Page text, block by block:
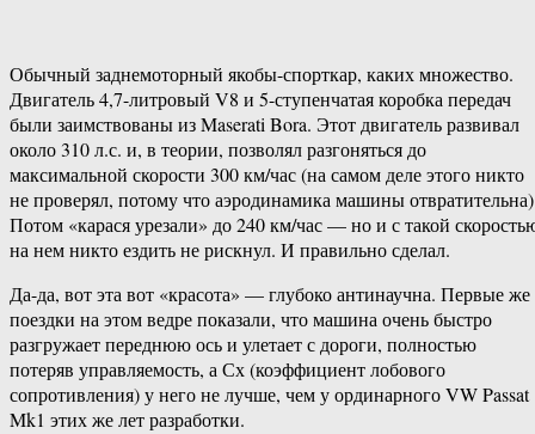
Обычный заднемоторный якобы-спорткар, каких множество.
Двигатель 4,7-литровый V8 и 5-ступенчатая коробка передач
были заимствованы из Maserati Bora. Этот двигатель развивал
около 310 л.с. и, в теории, позволял разгоняться до
максимальной скорости 300 км/час (на самом деле этого никто
не проверял, потому что аэродинамика машины
Потом «карася урезали» до 240 км/час — но и с такой
на нем никто ездить не рискнул. И правильно сделал.
Да-да, вот эта вот «красота» — глубоко антинаучна. Первые же
поездки на этом ведре показали, что машина очень быстро
разгружает переднюю ось и улетает с дороги, полностью
потеряв управляемость, а Сх (коэффициент лобового
сопротивления) у него не лучше, чем у ординарного VW Passat
Mk1 этих же лет разработки.